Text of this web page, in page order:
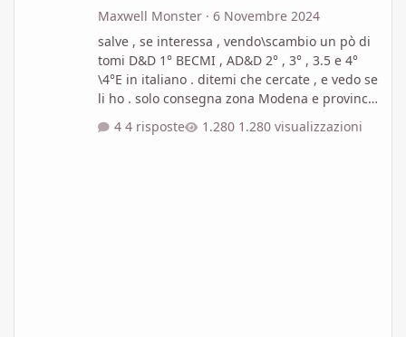
Maxwell Monster· 6 Novembre 2024
salve , se interessa , vendo\scambio un pò di
tomi D&D 1° BECMI , AD&D 2° , 3° , 3.5 e 4°
\4°E in italiano . ditemi che cercate , e vedo se
li ho . solo consegna zona Modena e provincia
4 risposte 1.280 visualizzazioni